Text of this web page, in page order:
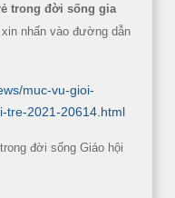
trong đời sống gia
nhấn vào đường dẫn
muc-vu-gioi-
tre-2021-20614.html
đời sống Giáo hội